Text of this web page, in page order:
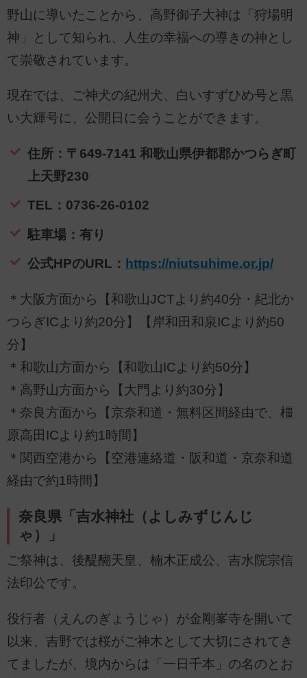
野山に導いたことから、高野御子大神は「狩場明
神」として知られ、人生の幸福への導きの神とし
て崇敬されています。
現在では、ご神犬の紀州犬、白いすずひめ号と黒
い大輝号に、公開日に会うことができます。
住所：〒649-7141 和歌山県伊都郡かつらぎ町
上天野230
TEL：0736-26-0102
駐車場：有り
公式HPのURL： https://niutsuhime.or.jp/
＊大阪方面から【和歌山JCTより約40分・紀北か
つらぎICより約20分】【岸和田和泉ICより約50
分】
＊和歌山方面から【和歌山ICより約50分】
＊高野山方面から【大門より約30分】
＊奈良方面から【京奈和道・無料区間経由で、橿
原高田ICより約1時間】
＊関西空港から【空港連絡道・阪和道・京奈和道
経由で約1時間】
奈良県「吉水神社（よしみずじんじ
ゃ）」
ご祭神は、後醍醐天皇、楠木正成公、吉水院宗信
法印公です。
役行者（えんのぎょうじゃ）が金剛峯寺を開いて
以来、吉野では桜がご神木として大切にされてき
てましたが、境内からは「一日千本」の名のとお